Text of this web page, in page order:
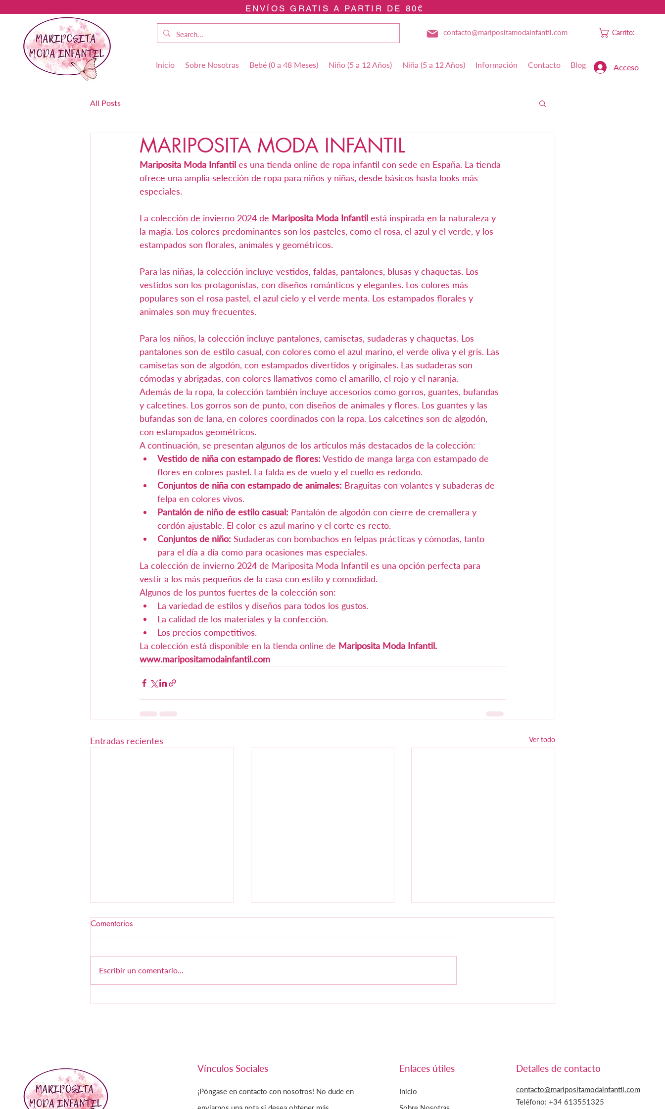
contacto@maripositamodainfantil.com Carrito:
Inicio Sobre Nosotras Bebé (0 a 48 Meses) Niño (5 a 12 Años) Niña (5 a 12 Años) Información Contacto Blog Acceso
ENVÍOS GRATIS A PARTIR DE 80€
All Posts
MARIPOSITA MODA INFANTIL
Mariposita Moda Infantil es una tienda online de ropa infantil con sede en España. La tienda
ofrece una amplia selección de ropa para niños y niñas, desde básicos hasta looks más
especiales.
La colección de invierno 2024 de Mariposita Moda Infantil está inspirada en la naturaleza y
la magia. Los colores predominantes son los pasteles, como el rosa, el azul y el verde, y los
estampados son florales, animales y geométricos.
Para las niñas, la colección incluye vestidos, faldas, pantalones, blusas y chaquetas. Los
vestidos son los protagonistas, con diseños románticos y elegantes. Los colores más
populares son el rosa pastel, el azul cielo y el verde menta. Los estampados florales y
animales son muy frecuentes.
Para los niños, la colección incluye pantalones, camisetas, sudaderas y chaquetas. Los
pantalones son de estilo casual, con colores como el azul marino, el verde oliva y el gris. Las
camisetas son de algodón, con estampados divertidos y originales. Las sudaderas son
cómodas y abrigadas, con colores llamativos como el amarillo, el rojo y el naranja.
Además de la ropa, la colección también incluye accesorios como gorros, guantes, bufandas
y calcetines. Los gorros son de punto, con diseños de animales y flores. Los guantes y las
bufandas son de lana, en colores coordinados con la ropa. Los calcetines son de algodón,
con estampados geométricos.
A continuación, se presentan algunos de los artículos más destacados de la colección:
Vestido de niña con estampado de flores: Vestido de manga larga con estampado de
flores en colores pastel. La falda es de vuelo y el cuello es redondo.
Conjuntos de niña con estampado de animales: Braguitas con volantes y subaderas de
felpa en colores vivos.
Pantalón de niño de estilo casual: Pantalón de algodón con cierre de cremallera y
cordón ajustable. El color es azul marino y el corte es recto.
Conjuntos de niño: Sudaderas con bombachos en felpas prácticas y cómodas, tanto
para el día a día como para ocasiones mas especiales.
La colección de invierno 2024 de Mariposita Moda Infantil es una opción perfecta para
vestir a los más pequeños de la casa con estilo y comodidad.
Algunos de los puntos fuertes de la colección son:
La variedad de estilos y diseños para todos los gustos.
La calidad de los materiales y la confección.
Los precios competitivos.
La colección está disponible en la tienda online de Mariposita Moda Infantil.
www.maripositamodainfantil.com
Entradas recientes Ver todo
COLECCIÓN
MON PETIT BONBON
LA MARTINICA BY MARIA
Comentarios
Escribir un comentario...
Vínculos Sociales
¡Póngase en contacto con nosotros! No dude en
Enlaces útiles
Inicio
Detalles de contacto
contacto@maripositamodainfantil.com
Teléfono: +34 613551325